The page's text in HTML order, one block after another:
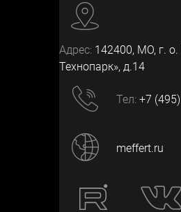
Адрес: 142400, МО, г. о.
Технопарк», д.14
Тел: +7
meffert.ru